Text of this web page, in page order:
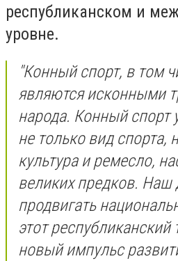
республиканском и
уровне.
"Конный спорт, в том
являются исконными
народа. Конный спорт
не только вид спорта,
культура и ремесло,
великих предков. Наш
продвигать
этот республиканский
новый импульс